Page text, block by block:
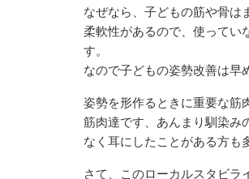
なぜなら、子どもの筋や骨は
柔軟性があるので、使ってい
す。
なので子どもの姿勢改善は早
姿勢を形作るときに重要な筋
筋肉達です、あんまり馴染み
なく耳にしたことがある方も
さて、このローカルスタビラ